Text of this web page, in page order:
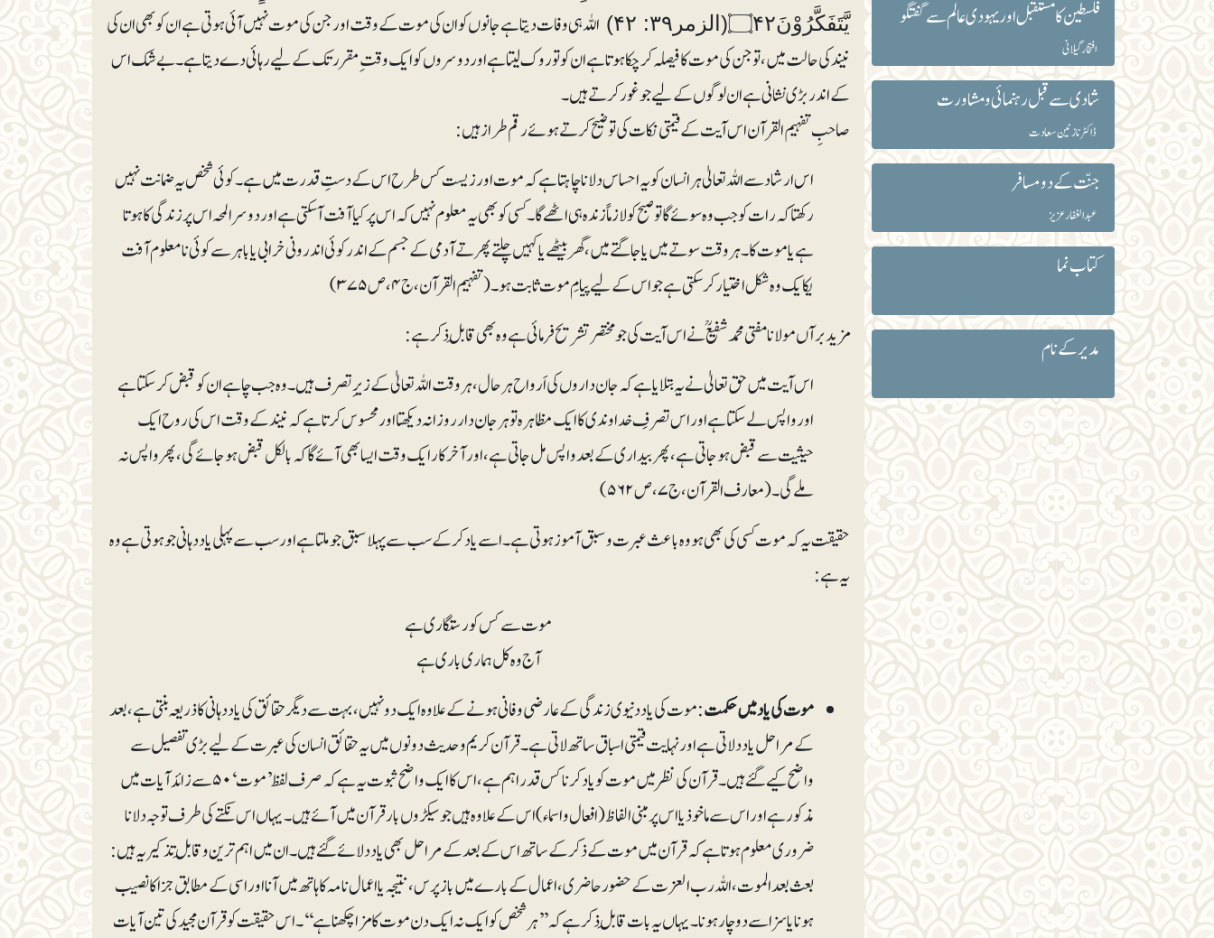
فلسطین کا مستقبل اور یہودی عالم سے گفتگو
افتخار گیلانی
شادی سے قبل رہنمائی و مشاورت
ڈاکٹر نازنین سعادت
جنّت کے دو مسافر
عبد الغفار عزیز
کتاب نما
مدیر کے نام
يَّتَفَكَّرُوْنَ۝۴۲(الزمر۳۹: ۴۲)
اللہ ہی وفات دیتا ہے جانوں کو ان کی موت کے وقت اور جن کی موت نہیں آئی ہوتی ہے ان کو بھی ان کی
نیند کی حالت میں، تو جن کی موت کا فیصلہ کر چکا ہو تا ہے ا ن کو تو روک لیتا ہے اور دوسروں کو ایک وقت ِ مقرر تک کے لیے رہائی دے دیتا ہے۔ بے شک اس
کے اندر بڑی نشانی ہے ان لوگوں کے لیےجو غور کرتے ہیں۔
صاحبِ تفہیم القرآن اس آیت کے قیمتی نکات کی توضیح کرتے ہوئے رقم طراز ہیں:
اس ارشاد سے اللہ تعالیٰ ہر انسان کو یہ احساس دلانا چاہتا ہے کہ موت او رزیست کس طرح اس کےدستِ قدرت میں ہے۔ کوئی شخص یہ ضمانت نہیں
رکھتا کہ رات کو جب وہ سوئے گا تو صبح کو لازماً زندہ ہی اٹھے گا۔کسی کو بھی یہ معلوم نہیں کہ اس پر کیا آفت آسکتی ہے اور دوسرا لمحہ اس پر زندگی کا ہوتا
ہے یاموت کا۔ہر وقت سوتے میں یا جاگتے میں،گھر بیٹھے یا کہیں چلتے پھرتے آدمی کے جسم کے اندر کوئی اندرونی خرابی یا باہر سے کوئی نامعلوم آفت
یکایک وہ شکل اختیار کرسکتی ہے جو اس کے لیے پیامِ موت ثابت ہو۔ ( تفہیم القرآن،ج۴، ص۳۷۵ )
مزید برآں مولانا مفتی محمد شفیع ؒ نے اس آیت کی جو مختصر تشریح فرمائی ہے وہ بھی قابلِ ذکر ہے:
اس آیت میں حق تعالیٰ نے یہ بتلایا ہے کہ جان داروں کی اَرواح ہر حال، ہر وقت اللہ تعالیٰ کے زیرِتصرف ہیں۔وہ جب چاہے ان کو قبض کرسکتا ہے
اور واپس لے سکتا ہے اور اس تصرفِ خداوندی کا ایک مظاہرہ تو ہر جان دار روزانہ دیکھتا اور محسوس کرتا ہے کہ نیند کے وقت اس کی روح ایک
حیثیت سے قبض ہو جاتی ہے،پھر بیداری کے بعد واپس مل جاتی ہے، اور آخر کار ایک وقت ایسا بھی آئے گاکہ بالکل قبض ہوجائے گی،پھر واپس نہ
ملے گی۔ (معارف القرآن،ج ۷،ص۵۶۲)
حقیقت یہ کہ موت کسی کی بھی ہو وہ باعث عبرت و سبق آموز ہوتی ہے ۔ اسے یاد کرکے سب سے پہلا سبق جو ملتا ہے اور سب سے پہلی یاد دہانی جو ہوتی ہے وہ
یہ ہے :
موت سے کس کو رستگاری ہے
آج وہ کل ہماری باری ہے
موت کی یاد میں حکمت:موت کی یاد دنیوی زندگی کے عارضی و فانی ہونے کے علاوہ ایک دو نہیں، بہت سے دیگر حقائق کی یاد دہانی کا ذریعہ بنتی ہے ، بعد
کے مراحل یاد دلاتی ہے اور نہایت قیمتی اسباق ساتھ لاتی ہے ۔ قرآن کریم و حدیث دونوں میں یہ حقائق انسان کی عبرت کے لیے بڑی تفصیل سے
واضح کیے گئے ہیں ۔ قرآن کی نظر میں موت کو یاد کرنا کس قدر اہم ہے، اس کا ایک واضح ثبوت یہ ہے کہ صرف لفظ ’ موت‘ ۵۰ سے زائد آیات میں
مذکور ہے اور اس سے ماخوذ یا اس پر مبنی الفاظ (افعال و اسماء) اس کے علاوہ ہیں جو سیکڑوں بار قرآن میں آئے ہیں۔ یہاں اس نکتے کی طرف توجہ دلانا
ضروری معلوم ہوتا ہے کہ قرآن میں موت کے ذکر کے ساتھ ا س کے بعد کے مراحل بھی یاد دلائے گئے ہیں۔ ا ن میں اہم ترین و قابلِ تذکیر یہ ہیں:
بعث بعد الموت، اللہ رب العزت کے حضور حاضری، اعمال کے بارے میں باز پرس ، نتیجہ یااعمال نامہ کا ہاتھ میں آنا اور اسی کے مطابق جزا کا نصیب
ہونا یا سزا سے دوچار ہونا۔ یہاں یہ بات قابلِ ذکر ہے کہ ’’ہر شخص کو ایک نہ ایک دن موت کا مزا چکھنا ہے‘‘۔ اس حقیقت کو قرآن مجید کی تین آیات